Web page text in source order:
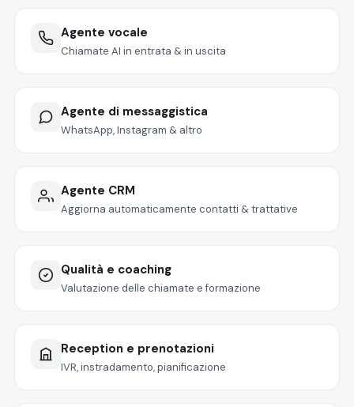
Agente vocale
Chiamate AI in entrata & in uscita
Agente di messaggistica
WhatsApp, Instagram & altro
Agente CRM
Aggiorna automaticamente contatti & trattative
Qualità e coaching
Valutazione delle chiamate e formazione
Reception e prenotazioni
IVR, instradamento, pianificazione